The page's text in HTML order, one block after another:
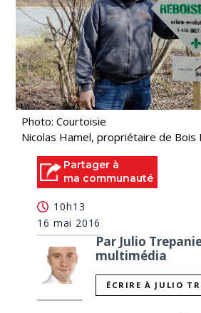
Photo: Courtoisie
Nicolas Hamel, propriétaire de Bois
Partager à
ma communauté
10h13
16 mai 2016
Par Julio
multimédia
ÉCRIRE À JULIO